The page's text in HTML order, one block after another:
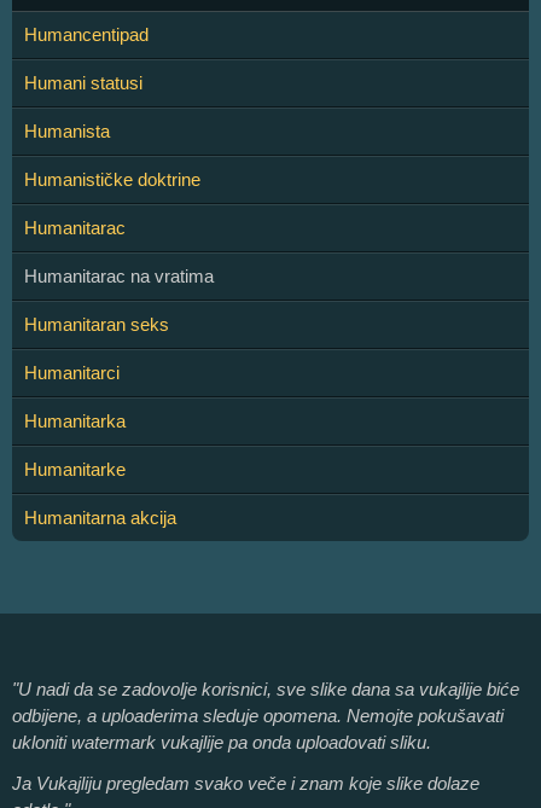
Humancentipad
Humani statusi
Humanista
Humanističke doktrine
Humanitarac
Humanitarac na vratima
Humanitaran seks
Humanitarci
Humanitarka
Humanitarke
Humanitarna akcija
"U nadi da se zadovolje korisnici, sve slike dana sa vukajlije biće
odbijene, a uploaderima sleduje opomena. Nemojte pokušavati
ukloniti watermark vukajlije pa onda uploadovati sliku.
Ja Vukajliju pregledam svako veče i znam koje slike dolaze